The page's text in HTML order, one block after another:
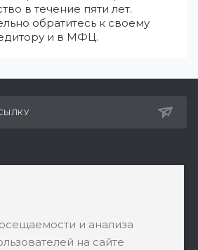
в течение пяти лет.
обратитесь к своему
и в МФЦ.
и анализа
на сайте